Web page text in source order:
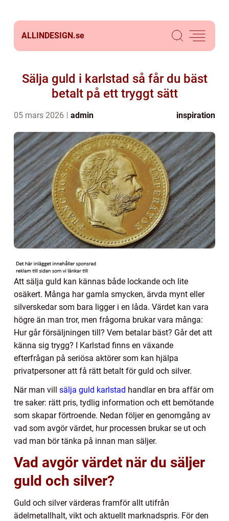
ALLINDESIGN.se
Sälja guld i karlstad så får du bäst
betalt på ett tryggt sätt
05 mars 2026 admin inspiration
Att sälja guld kan kännas både lockande och lite
osäkert. Många har gamla smycken, ärvda mynt eller
silverskedar som bara ligger i en låda. Värdet kan vara
högre än man tror, men frågorna brukar vara många:
Hur går försäljningen till? Vem betalar bäst? Går det att
känna sig trygg? I Karlstad finns en växande
efterfrågan på seriösa aktörer som kan hjälpa
privatpersoner att få rätt betalt för guld och silver.
När man vill sälja guld karlstad handlar en bra affär om
tre saker: rätt pris, tydlig information och ett bemötande
som skapar förtroende. Nedan följer en genomgång av
vad som avgör värdet, hur processen brukar se ut och
vad man bör tänka på innan man säljer.
Vad avgör värdet när du säljer
guld och silver?
Guld och silver värderas framför allt utifrån
ädelmetallhalt, vikt och aktuellt marknadspris. För den